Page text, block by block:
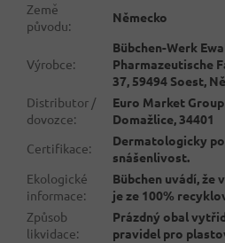
Země
původu:
Německo
Výrobce:
Bübchen-Werk
Pharmazeutische
37, 59494 Soest,
Distributor /
dovozce:
Euro Market
Domažlice, 34401
Certifikace:
Dermatologicky
snášenlivost.
Ekologické
informace:
Bübchen uvádí, že
je ze 100%
Způsob
likvidace:
Prázdný obal
pravidel pro